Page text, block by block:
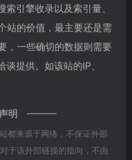
引擎收录以及索引量、
站的价值，最主要还是需
，一些确切的数据则需要
提供。如该站的IP、
明
都来源于网络，不保证外部
于该外部链接的指向，不由